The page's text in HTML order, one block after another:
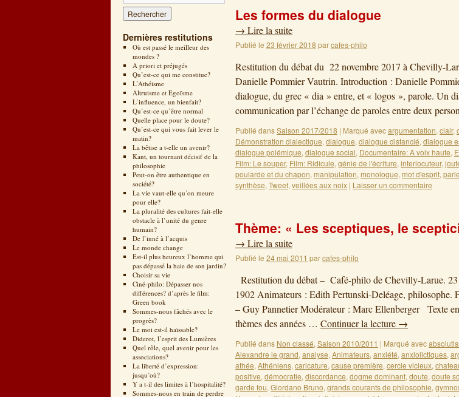
Dernières restitutions
Où est passé le meilleur des
mondes ?
A priori et préjugés
Qu’est-ce qui me constitue?
L’Athéisme
Altruisme et Egoïsme
L’influence, un bienfait?
Qu’est-ce qu’être normal
Quelle place pour le doute?
Qu’est-ce qui vous fait lever le
matin?
La bêtise a t-elle un avenir?
Kant, un tournant décisif de la
philosophie
Peut-on être authentique en
société?
La vie vaut-elle qu’on meure
pour elle?
La pluralité des cultures fait-elle
obstacle à l’unité du genre
humain?
De l’inné à l’acquis
Le monde change
Est-il plus heureux l’homme qui
pas dépassé la haie de son jardin?
Choisir sa vie
Ciné-philo: Dépasser nos
différences? d’après le film:
Green book
Sommes-nous fâchés avec le
progrès?
Le moi est-il haïssable?
Diderot, l’esprit des Lumières
Quel rôle, quel avenir pour les
associations?
La liberté d’expression:
jusqu’où?
Y a t-il des limites à l’hospitalité?
Sommes-nous en train de perdre
Les formes du dialogue
→ Lire la suite
Publié le 23 février 2018 parcafes-philo
Restitution du débat du 22 novembre 2017 à Chevilly-
Danielle Pommier Vautrin. Introduction : Danielle
dialogue, du grec « dia » entre, et « logos », parole. Un
communication par l’échange de paroles entre deux
Publié dansSaison 2017/2018 | Marqué avecargumentation, clair,
Démonstration dialectique, dialogue, dialogue distancié, dialogue
dialogue polémique, dialogue social, Documentaire: A voix haute,
Film: Le souper, Film: Ridicule, génie de l'écriture, interlocuteur,
poularde et du chapon, manipulation, monologue, mot d'esprit,
synthèse, Tweet, veillées aux noix | Laisser un commentaire
Thème: « Les sceptiques, le
→ Lire la suite
Publié le 24 mai 2011 parcafes-philo
Restitution du débat – Café-philo de Chevilly-Larue.
1902 Animateurs : Edith Pertunski-Deléage, philosophe.
– Guy Pannetier Modérateur : Marc Ellenberger Texte
thèmes des années … Continuer la lecture →
Publié dans Non classé, Saison 2010/2011 | Marqué avec
Alexandre le grand, analyse, Animateurs, anxiété, anxiolictiques,
athée, Athéniens, caricature, cause première, cercle vicieux,
positive, démocratie, discordance, dogme dominant, doute, doute
garde fou, Giordano Bruno, grands courants de philosophie,